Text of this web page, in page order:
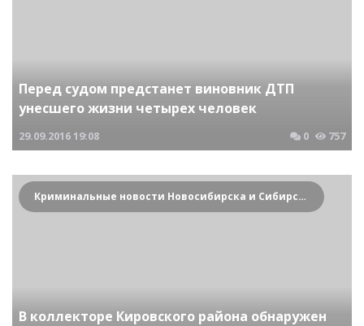
Перед судом предстанет виновник ДТП
унесшего жизни четырех человек
29.09.201619:08 0 757
Криминальные новости Новосибирска и Сибирского региона
В коллекторе Кировского района обнаружен